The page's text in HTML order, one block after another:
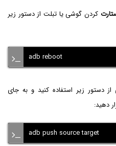
کردن گوشی یا تبلت از دستور زیر
adb reboot
دستور زیر استفاده کنید و به جای
دهید:
adb push source target